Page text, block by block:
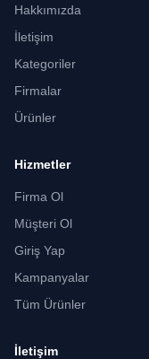
Hakkımızda
İletişim
Kategoriler
Firmalar
Ürünler
Hizmetler
Firma Ol
Müşteri Ol
Giriş Yap
Kampanyalar
Tüm Ürünler
İletişim